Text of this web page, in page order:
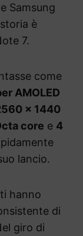
Samsung
è
7.
come
AMOLED
× 1440
core e 4
lancio.
hanno
di
giro di